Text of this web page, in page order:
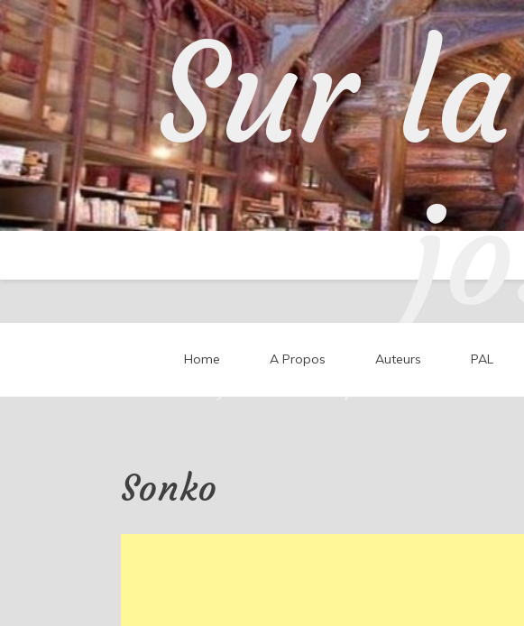
Skip
to
content
Sur
Home A Propos Auteurs PAL
Sonko